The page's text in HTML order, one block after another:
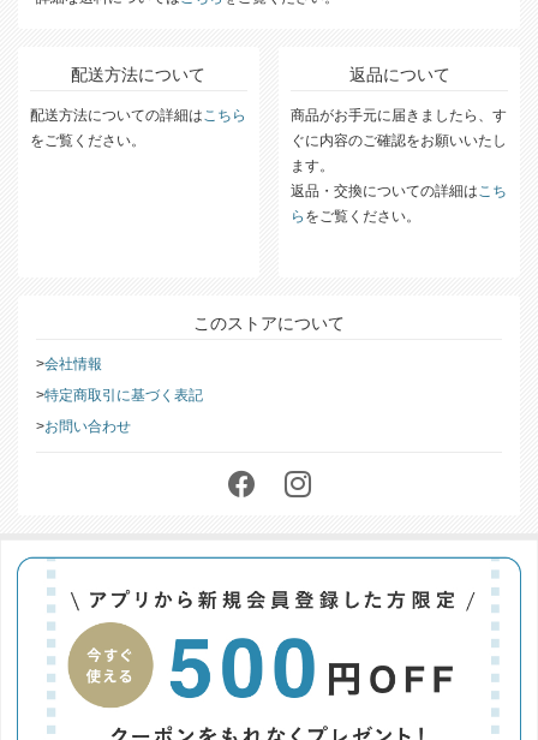
配送方法について
配送方法についての詳細はこちら
をご覧ください。
返品について
商品がお手元に届きましたら、す
ぐに内容のご確認をお願いいたし
ます。
返品・交換についての詳細はこち
ら をご覧ください。
このストアについて
会社情報
特定商取引に基づく表記
お問い合わせ